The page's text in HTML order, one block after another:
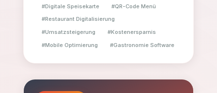
#Digitale Speisekarte #QR-Code Menü
#Restaurant Digitalisierung
#Umsatzsteigerung #Kostenersparnis
#Mobile Optimierung #Gastronomie Software